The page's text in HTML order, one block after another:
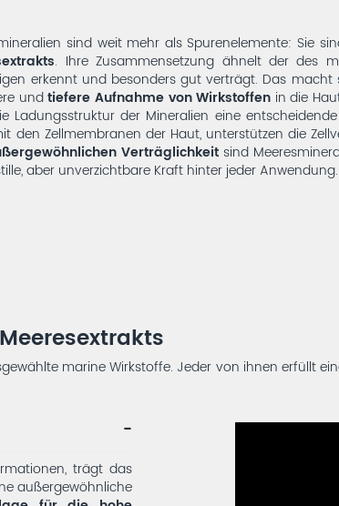
sind weit mehr als Spurenelemente: Sie
. Ihre Zusammensetzung ähnelt der des
erkennt und besonders gut verträgt. Das macht
undtiefere Aufnahme von Wirkstoffen in die
Ladungsstruktur der Mineralien eine
den Zellmembranen der Haut, unterstützen die
Verträglichkeit sind
aber unverzichtbare Kraft hinter jeder Anwendung.
marine Wirkstoffe. Jeder von ihnen erfüllt
trägt das
außergewöhnliche